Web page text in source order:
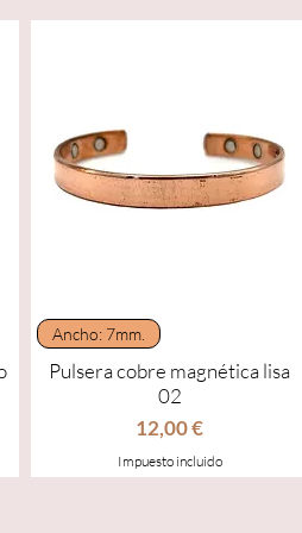
Vista rápida
Ancho: 7mm.
Pulsera cobre magnética lisa
02
Precio
12,00 €
Impuesto incluido